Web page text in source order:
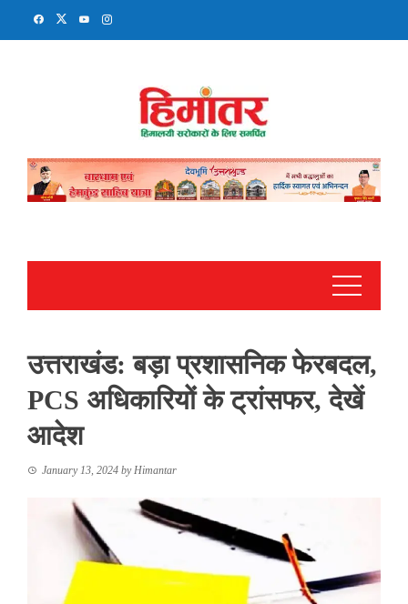
उत्तराखंड: बड़ा प्रशासनिक फेरबदल,
PCS अधिकारियों के ट्रांसफर, देखें
आदेश
January 13, 2024 byHimantar